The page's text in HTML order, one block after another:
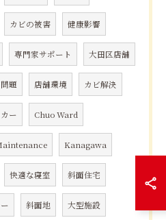
カビの被害 健康影響
専門家サポート 大田区店舗
題 店舗環境 カビ解決
ー Chuo Ward
Kanagawa
快適な寝室 斜面住宅
斜面地 大型施設